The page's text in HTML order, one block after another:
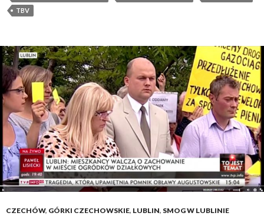
L
u
b
l
i
i
d
l
a
TBV
CZECHÓW, GÓRKI CZECHOWSKIE, LUBLIN, SMOG W LUBLINIE